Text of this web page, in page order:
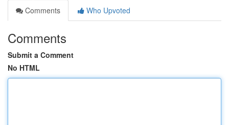
Comments
Who Upvoted
Comments
Submit a Comment
No HTML